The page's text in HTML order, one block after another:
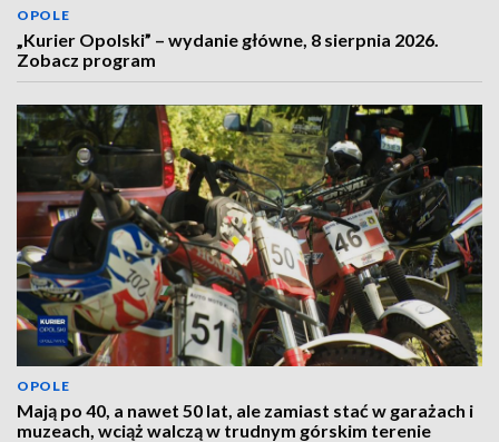
OPOLE
„Kurier Opolski” – wydanie główne, 8 sierpnia 2026.
Zobacz program
OPOLE
Mają po 40, a nawet 50 lat, ale zamiast stać w garażach i
muzeach, wciąż walczą w trudnym górskim terenie